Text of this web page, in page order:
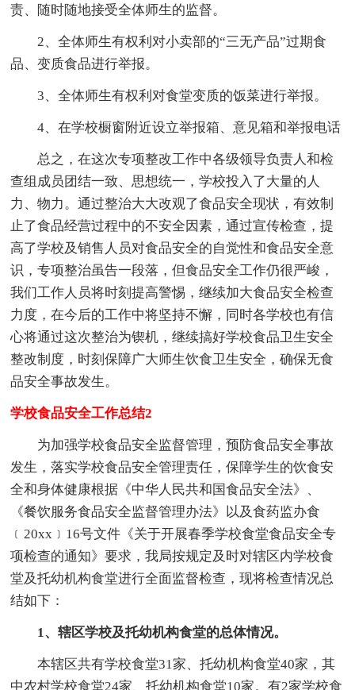
责、随时随地接受全体师生的监督。
2、全体师生有权利对小卖部的“三无产品”过期食
品、变质食品进行举报。
3、全体师生有权利对食堂变质的饭菜进行举报。
4、在学校橱窗附近设立举报箱、意见箱和举报电话
总之，在这次专项整改工作中各级领导负责人和检
查组成员团结一致、思想统一，学校投入了大量的人
力、物力。通过整治大大改观了食品安全现状，有效制
止了食品经营过程中的不安全因素，通过宣传检查，提
高了学校及销售人员对食品安全的自觉性和食品安全意
识，专项整治虽告一段落，但食品安全工作仍很严峻，
我们工作人员将时刻提高警惕，继续加大食品安全检查
力度，在今后的工作中将坚持不懈，同时各学校也有信
心将通过这次整治为锲机，继续搞好学校食品卫生安全
整改制度，时刻保障广大师生饮食卫生安全，确保无食
品安全事故发生。
学校食品安全工作总结2
为加强学校食品安全监督管理，预防食品安全事故
发生，落实学校食品安全管理责任，保障学生的饮食安
全和身体健康根据《中华人民共和国食品安全法》、
《餐饮服务食品安全监督管理办法》以及食药监办食
﹝20xx﹞16号文件《关于开展春季学校食堂食品安全专
项检查的通知》要求，我局按规定及时对辖区内学校食
堂及托幼机构食堂进行全面监督检查，现将检查情况总
结如下：
1、辖区学校及托幼机构食堂的总体情况。
本辖区共有学校食堂31家、托幼机构食堂40家，其
中农村学校食堂24家、托幼机构食堂10家。有2家学校食